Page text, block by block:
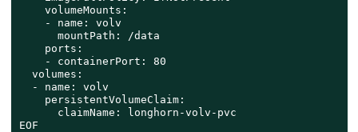
    volumeMounts:
    - name: volv
      mountPath: /data
    ports:
    - containerPort: 80
  volumes:
  - name: volv
    persistentVolumeClaim:
      claimName: longhorn-volv-pvc
EOF